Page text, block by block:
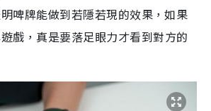
啤牌能做到若隱若現的效果，如果
戲，真是要落足眼力才看到對方的